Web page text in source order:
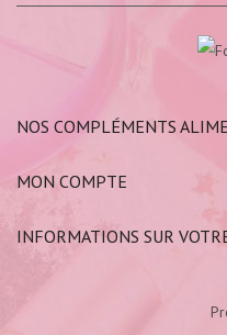
NOS COMPLÉMENTS
MON COMPTE
INFORMATIONS SUR